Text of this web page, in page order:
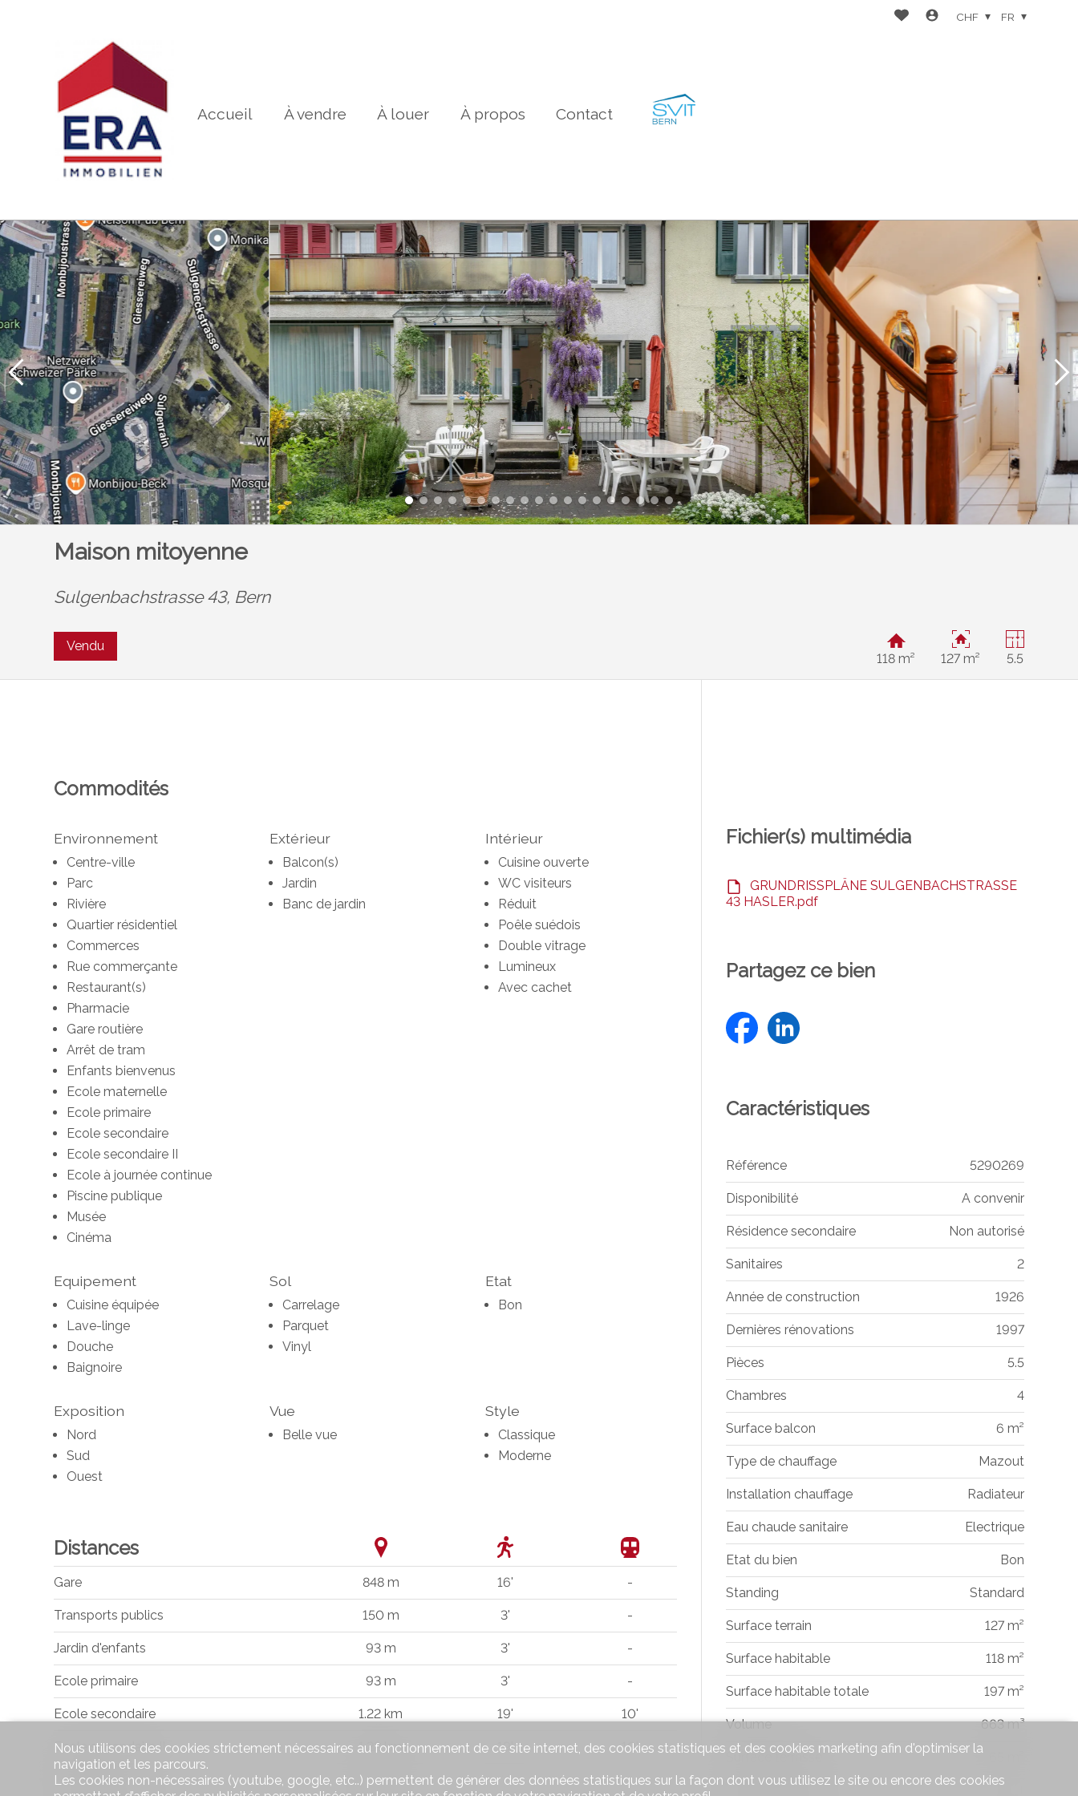
Accueil À vendre À louer À propos Contact
CHF FR
Maison mitoyenne
Sulgenbachstrasse 43, Bern
Vendu
118 m²
127 m² 5.5
Commodités
Environnement
Centre-ville
Parc
Rivière
Quartier résidentiel
Commerces
Rue commerçante
Restaurant(s)
Pharmacie
Gare routière
Arrêt de tram
Enfants bienvenus
Ecole maternelle
Ecole primaire
Ecole secondaire
Ecole secondaire II
Ecole à journée continue
Piscine publique
Musée
Cinéma
Extérieur
Balcon(s)
Jardin
Banc de jardin
Intérieur
Cuisine ouverte
WC visiteurs
Réduit
Poêle suédois
Double vitrage
Lumineux
Avec cachet
Equipement
Cuisine équipée
Lave-linge
Douche
Baignoire
Sol
Carrelage
Parquet
Vinyl
Etat
Bon
Exposition
Nord
Sud
Ouest
Vue
Belle vue
Style
Classique
Moderne
Distances
Gare 848 m 16' -
Transports publics 150 m 3' -
Jardin d'enfants 93 m 3' -
Ecole primaire 93 m 3' -
Ecole secondaire 1.22 km 19' 10'
Ecole secondaire II 1.22 km 19' 10'
Commerces 186 m 5' -
Fichier(s) multimédia
GRUNDRISSPLÄNE SULGENBACHSTRASSE
43 HASLER.pdf
Partagez ce bien
Caractéristiques
Référence 5290269
Disponibilité A convenir
Résidence secondaire Non autorisé
Sanitaires 2
Année de construction 1926
Dernières rénovations 1997
Pièces 5.5
Chambres 4
Surface balcon 6 m²
Type de chauffage Mazout
Installation chauffage Radiateur
Eau chaude sanitaire Electrique
Etat du bien Bon
Standing Standard
Surface terrain 127 m²
Surface habitable 118 m²
Surface habitable totale 197 m²
Volume 663 m³
Surface terrasse
Nous utilisons des cookies strictement nécessaires au fonctionnement de ce site internet, des cookies statistiques et des cookies marketing afin d'optimiser la
navigation et les parcours.
Les cookies non-nécessaires (youtube, google, etc..) permettent de générer des données statistiques sur la façon dont vous utilisez le site ou encore des cookies